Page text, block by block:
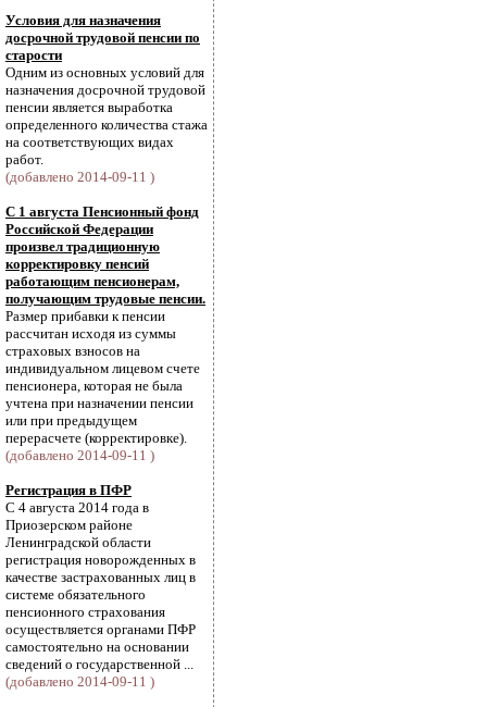
Условия для назначения
досрочной трудовой пенсии по
старости
Одним из основных условий для
назначения досрочной трудовой
пенсии является выработка
определенного количества стажа
на соответствующих видах
работ.
(добавлено 2014-09-11 )
С 1 августа Пенсионный фонд
Российской Федерации
произвел традиционную
корректировку пенсий
работающим пенсионерам,
получающим трудовые пенсии.
Размер прибавки к пенсии
рассчитан исходя из суммы
страховых взносов на
индивидуальном лицевом счете
пенсионера, которая не была
учтена при назначении пенсии
или при предыдущем
перерасчете (корректировке).
(добавлено 2014-09-11 )
Регистрация в ПФР
С 4 августа 2014 года в
Приозерском районе
Ленинградской области
регистрация новорожденных в
качестве застрахованных лиц в
системе обязательного
пенсионного страхования
осуществляется органами ПФР
самостоятельно на основании
сведений о государственной ...
(добавлено 2014-09-11 )